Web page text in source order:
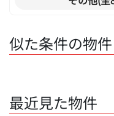
似た条件の物件
最近見た物件